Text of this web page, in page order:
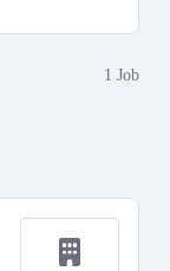
1 Job